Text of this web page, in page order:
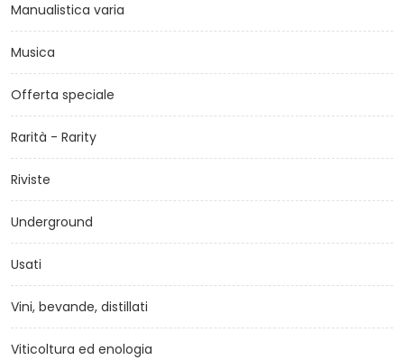
Manualistica varia
Musica
Offerta speciale
Rarità - Rarity
Riviste
Underground
Usati
Vini, bevande, distillati
Viticoltura ed enologia